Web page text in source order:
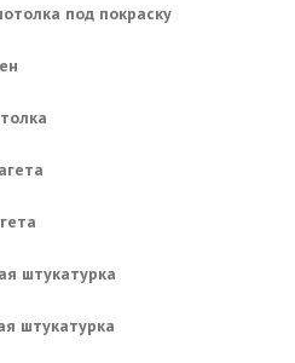
под покраску
штукатурка
штукатурка